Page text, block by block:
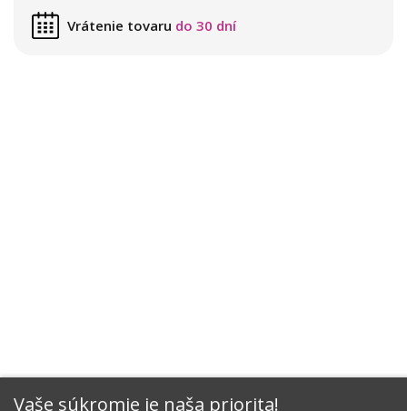
Vaše súkromie je naša priorita!
Vrátenie tovaru do 30 dní